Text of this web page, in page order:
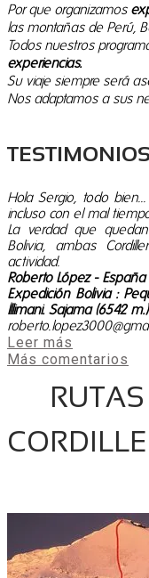
Por que organizamos
las montañas de Perú,
Todos nuestros
experiencias.
Su viaje siempre será
Nos adaptamos a sus
Hola Sergio, todo
incluso con el mal
La verdad que
Bolivia, ambas
actividad.
Roberto López - España
Expedición Bolivia :
Illimani. Sajama (6542 m.)
Leer más
Más comentarios